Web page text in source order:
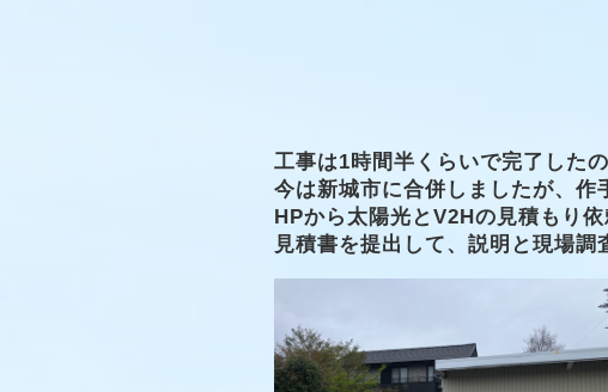
工事は1時間半くらいで完了した
今は新城市に合併しましたが、作
HPから太陽光とV2Hの見積もり
見積書を提出して、説明と現場調